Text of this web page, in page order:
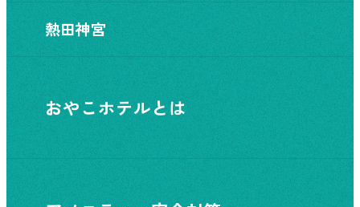
熱田神宮
おやこホテルとは